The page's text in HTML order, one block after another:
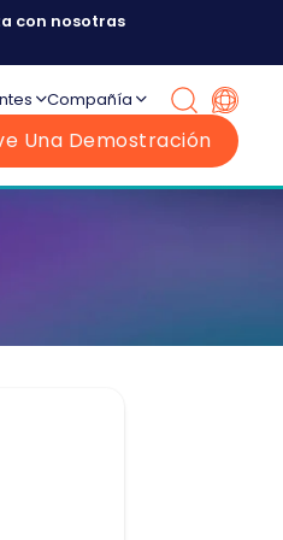
con nosotras
Compañía
Una Demostración